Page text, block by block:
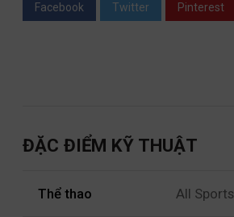
Facebook Twitter Pinterest
ĐẶC ĐIỂM KỸ THUẬT
Thể thao All Sports